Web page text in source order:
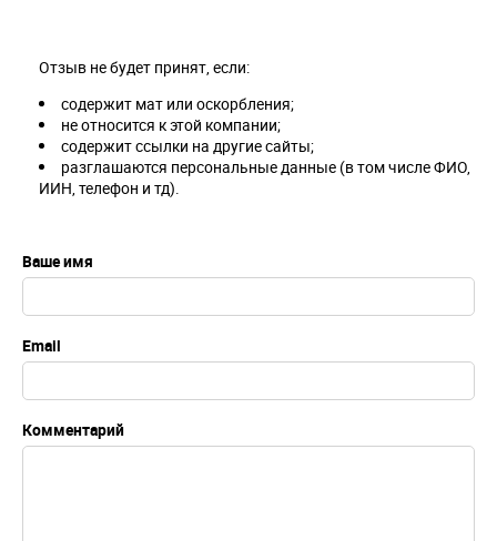
Ваше имя
Email
Комментарий
Отзыв не будет принят, если:
содержит мат или оскорбления;
не относится к этой компании;
содержит ссылки на другие сайты;
разглашаются персональные данные (в том числе ФИО,
ИИН, телефон и тд).